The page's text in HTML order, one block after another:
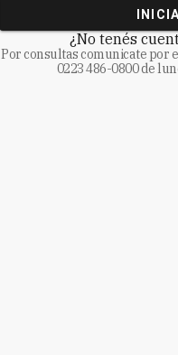
¿No tenés
Por consultas comunicate por
0223 486-0800de